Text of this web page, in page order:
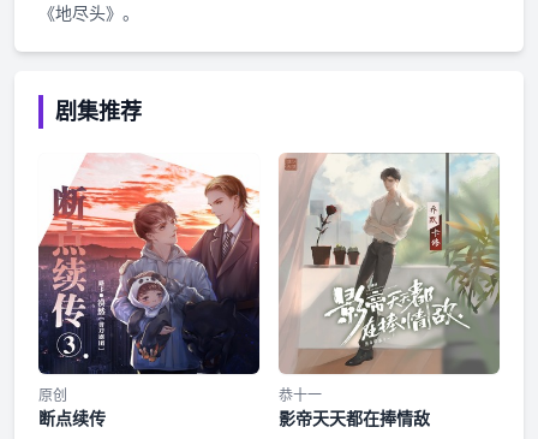
《地尽头》。
剧集推荐
原创
断点续传
恭十一
影帝天天都在捧情敌